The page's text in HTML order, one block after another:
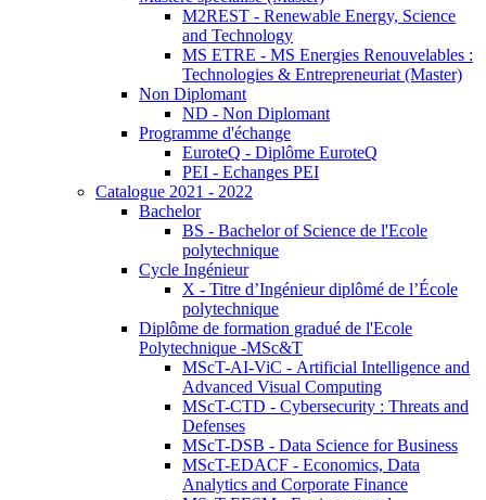
M2REST - Renewable Energy, Science
and Technology
MS ETRE - MS Energies Renouvelables :
Technologies & Entrepreneuriat (Master)
Non Diplomant
ND - Non Diplomant
Programme d'échange
EuroteQ - Diplôme EuroteQ
PEI - Echanges PEI
Catalogue 2021 - 2022
Bachelor
BS - Bachelor of Science de l'Ecole
polytechnique
Cycle Ingénieur
X - Titre d’Ingénieur diplômé de l’École
polytechnique
Diplôme de formation gradué de l'Ecole
Polytechnique -MSc&T
MScT-AI-ViC - Artificial Intelligence and
Advanced Visual Computing
MScT-CTD - Cybersecurity : Threats and
Defenses
MScT-DSB - Data Science for Business
MScT-EDACF - Economics, Data
Analytics and Corporate Finance